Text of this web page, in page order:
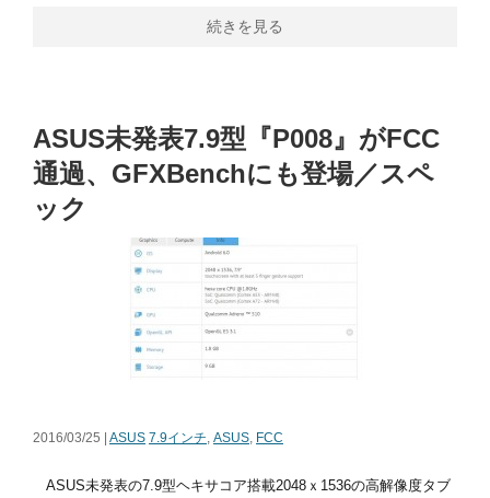
続きを見る
ASUS未発表7.9型『P008』がFCC
通過、GFXBenchにも登場／スペ
ック
2016/03/25 | ASUS 7.9インチ, ASUS, FCC
ASUS未発表の7.9型ヘキサコア搭載2048ｘ1536の高解像度タブ